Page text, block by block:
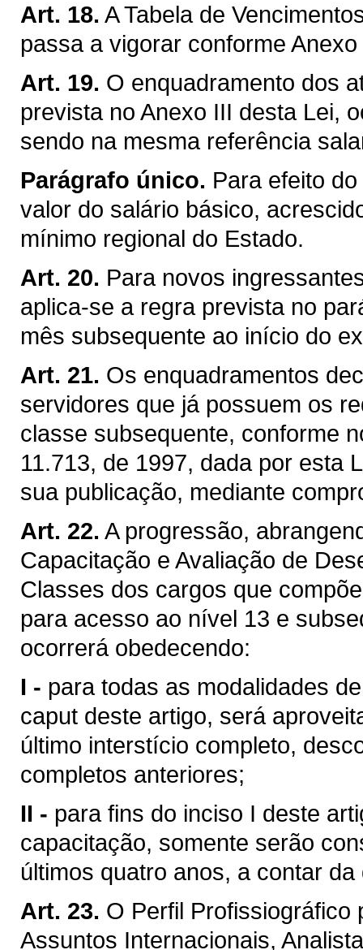
Art. 18. A Tabela de
passa a vigorar conforme
Art. 19. O enquadramento dos
prevista no Anexo III desta Lei,
sendo na mesma referência
Parágrafo único. Para efeito
valor do salário básico,
mínimo regional do Estado.
Art. 20. Para novos
aplica-se a regra prevista no
mês subsequente ao início do
Art. 21. Os enquadramentos
servidores que já possuem os
classe subsequente, conforme
11.713, de 1997, dada por esta
sua publicação, mediante
Art. 22. A progressão,
Capacitação e Avaliação de
Classes dos cargos que
para acesso ao nível 13 e
ocorrerá obedecendo:
I - para todas as modalidades
caput deste artigo, será
último interstício completo,
completos anteriores;
II - para fins do inciso I deste
capacitação, somente serão
últimos quatro anos, a contar
Art. 23. O Perfil Profissiográfico
Assuntos Internacionais,